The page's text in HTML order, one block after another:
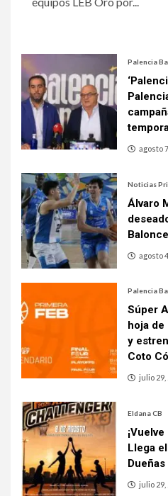
Palencia
agosto
Noticias
Álvaro
agosto
Palencia
Súper
hoja de
y
Coto
julio 29,
Eldana CB
Llega
Dueñas
julio 29,